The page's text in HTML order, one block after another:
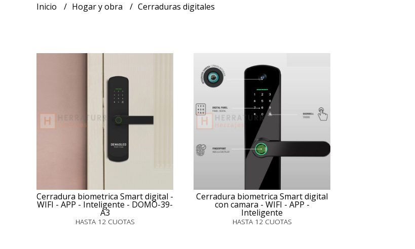
Inicio Hogar y obra Cerraduras digitales
Cerradura biometrica Smart digital -
WIFI - APP - Inteligente - DOMO-39-
A3
HASTA 12 CUOTAS
Cerradura biometrica Smart digital
con camara - WIFI - APP -
Inteligente
HASTA 12 CUOTAS